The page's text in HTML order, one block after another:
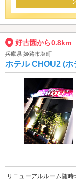
好古園から0.8km
兵庫県 姫路市塩町
ホテル CHOU2 (ホ
リニューアルルーム随